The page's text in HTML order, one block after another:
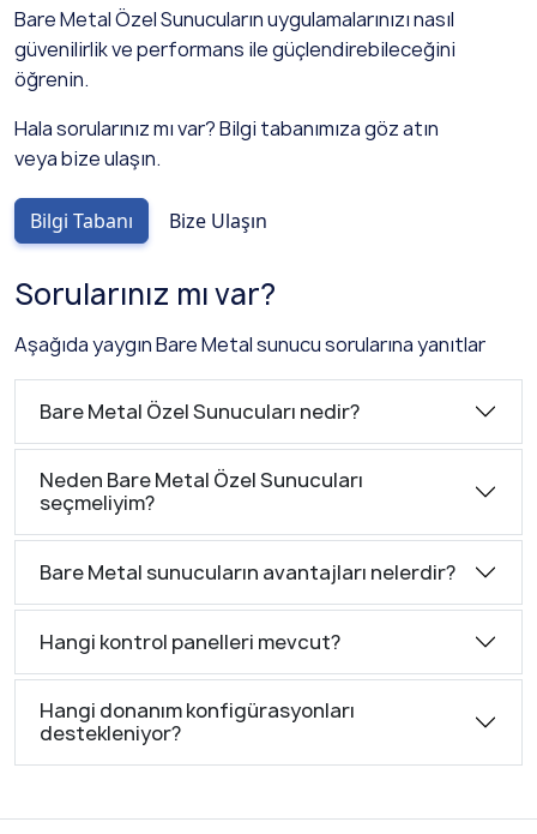
Bare Metal Özel Sunucuların uygulamalarınızı nasıl
güvenilirlik ve performans ile güçlendirebileceğini
öğrenin.
Hala sorularınız mı var? Bilgi tabanımıza göz atın
veya bize ulaşın.
Bilgi Tabanı Bize Ulaşın
Sorularınız mı var?
Aşağıda yaygın Bare Metal sunucu sorularına yanıtlar
Bare Metal Özel Sunucuları nedir?
Neden Bare Metal Özel Sunucuları
seçmeliyim?
Bare Metal sunucuların avantajları nelerdir?
Hangi kontrol panelleri mevcut?
Hangi donanım konfigürasyonları
destekleniyor?